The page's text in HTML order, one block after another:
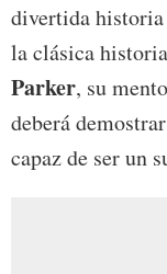
divertida historia
la clásica
Parker, su
deberá
capaz de ser un